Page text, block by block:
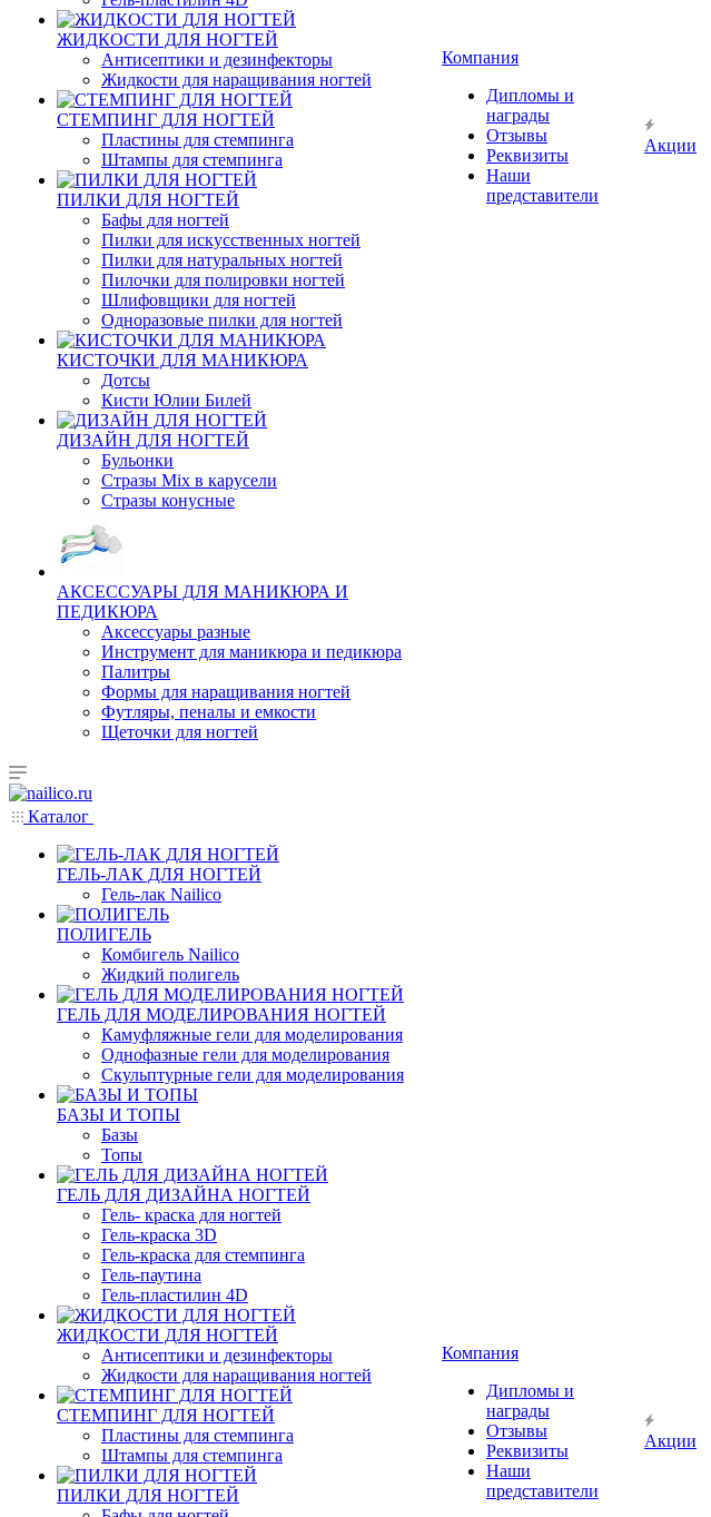
ЖИДКОСТИ ДЛЯ НОГТЕЙ
Антисептики и дезинфекторы
Жидкости для наращивания ногтей
СТЕМПИНГ ДЛЯ НОГТЕЙ
Пластины для стемпинга
Штампы для стемпинга
ПИЛКИ ДЛЯ НОГТЕЙ
Бафы для ногтей
Пилки для искусственных ногтей
Пилки для натуральных ногтей
Пилочки для полировки ногтей
Шлифовщики для ногтей
Одноразовые пилки для ногтей
КИСТОЧКИ ДЛЯ МАНИКЮРА
Дотсы
Кисти Юлии Билей
ДИЗАЙН ДЛЯ НОГТЕЙ
Бульонки
Стразы Mix в карусели
Стразы конусные
АКСЕССУАРЫ ДЛЯ МАНИКЮРА И
ПЕДИКЮРА
Аксессуары разные
Инструмент для маникюра и педикюра
Палитры
Формы для наращивания ногтей
Футляры, пеналы и емкости
Щеточки для ногтей
Компания
Дипломы и
награды
Отзывы
Реквизиты
Наши
представители
Акции
Каталог
ГЕЛЬ-ЛАК ДЛЯ НОГТЕЙ
Гель-лак Nailico
ПОЛИГЕЛЬ
Комбигель Nailico
Жидкий полигель
ГЕЛЬ ДЛЯ МОДЕЛИРОВАНИЯ НОГТЕЙ
Камуфляжные гели для моделирования
Однофазные гели для моделирования
Скульптурные гели для моделирования
БАЗЫ И ТОПЫ
Базы
Топы
ГЕЛЬ ДЛЯ ДИЗАЙНА НОГТЕЙ
Гель- краска для ногтей
Гель-краска 3D
Гель-краска для стемпинга
Гель-паутина
Гель-пластилин 4D
ЖИДКОСТИ ДЛЯ НОГТЕЙ
Антисептики и дезинфекторы
Жидкости для наращивания ногтей
СТЕМПИНГ ДЛЯ НОГТЕЙ
Пластины для стемпинга
Штампы для стемпинга
ПИЛКИ ДЛЯ НОГТЕЙ
Компания
Дипломы и
награды
Отзывы
Реквизиты
Наши
представители
Акции